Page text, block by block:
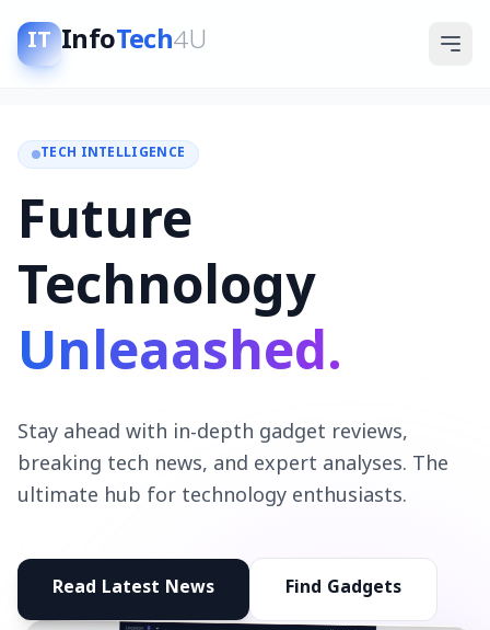
IT InfoTech4U
TECH INTELLIGENCE
Future
Technology
Unleaashed.
Stay ahead with in-depth gadget reviews,
breaking tech news, and expert analyses. The
ultimate hub for technology enthusiasts.
Read Latest News Find Gadgets